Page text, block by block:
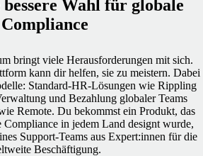
Wahl für globale
Compliance
bringt viele Herausforderungen mit sich.
kann dir helfen, sie zu meistern. Dabei
Standard-HR-Lösungen wie Rippling
und Bezahlung globaler Teams
Remote. Du bekommst ein Produkt, das
Compliance in jedem Land designt wurde,
Support-Teams aus Expert:innen für die
Beschäftigung.